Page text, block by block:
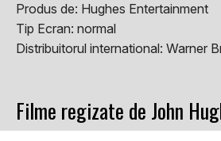
Produs de: Hughes Entertainment
Tip Ecran: normal
Distribuitorul international: Warner
Filme regizate de John